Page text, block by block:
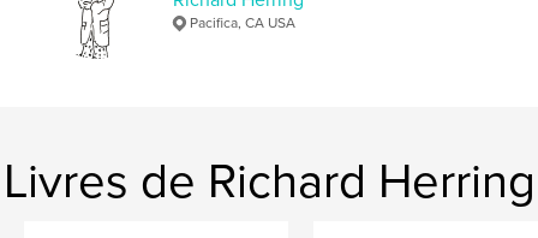
Pacifica, CA USA
Livres de Richard Herring